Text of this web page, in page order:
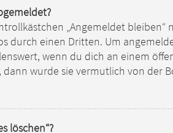
„Angemeldet
durch einen Dritten. Um
wenn du dich an einem
wurde sie vermutlich von der
löschen“?